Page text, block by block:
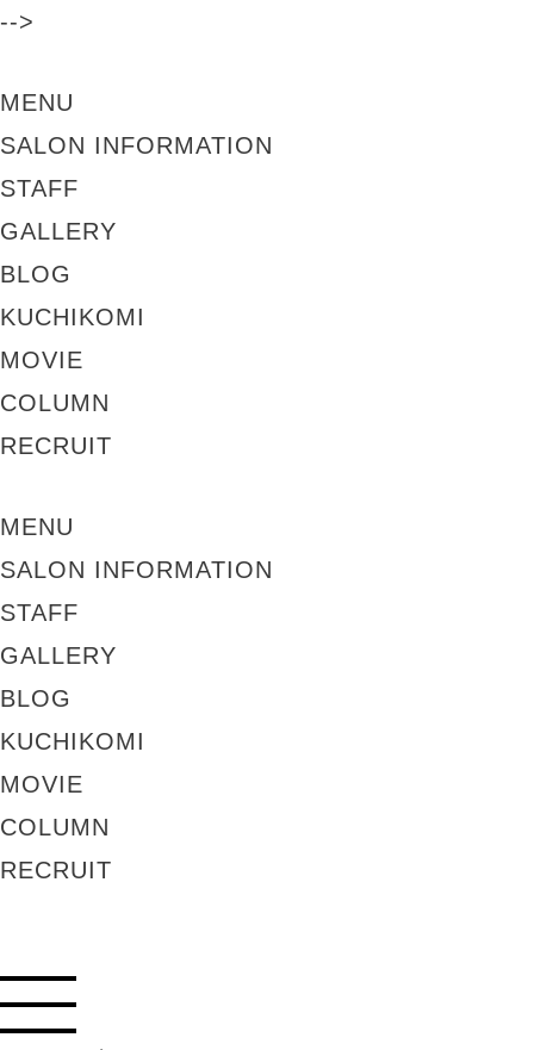
-->
MENU
SALON INFORMATION
STAFF
GALLERY
BLOG
KUCHIKOMI
MOVIE
COLUMN
RECRUIT
MENU
SALON INFORMATION
STAFF
GALLERY
BLOG
KUCHIKOMI
MOVIE
COLUMN
RECRUIT